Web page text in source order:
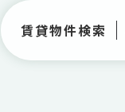
賃貸物件検索